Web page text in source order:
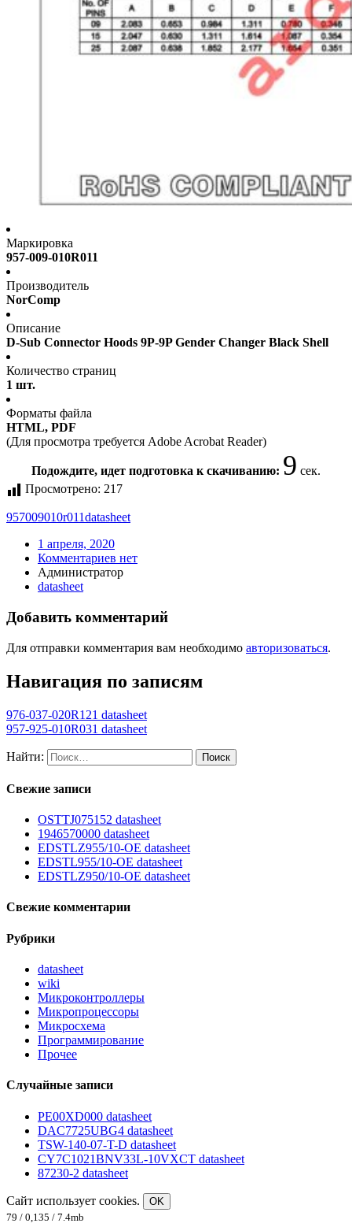
Маркировка
957-009-010R011
Производитель
NorComp
Описание
D-Sub Connector Hoods 9P-9P Gender Changer Black Shell
Количество страниц
1 шт.
Форматы файла
HTML, PDF
(Для просмотра требуется Adobe Acrobat Reader)
Подождите, идет подготовка к скачиванию: 8 сек.
Просмотрено: 217
957009010r011datasheet
1 апреля, 2020
Комментариев нет
Администратор
datasheet
Добавить комментарий
Для отправки комментария вам необходимо авторизоваться.
Навигация по записям
976-037-020R121 datasheet
957-925-010R031 datasheet
Найти:
Свежие записи
OSTTJ075152 datasheet
1946570000 datasheet
EDSTLZ955/10-OE datasheet
EDSTL955/10-OE datasheet
EDSTLZ950/10-OE datasheet
Свежие комментарии
Рубрики
datasheet
wiki
Микроконтроллеры
Микропроцессоры
Микросхема
Программирование
Прочее
Случайные записи
PE00XD000 datasheet
DAC7725UBG4 datasheet
TSW-140-07-T-D datasheet
CY7C1021BNV33L-10VXCT datasheet
87230-2 datasheet
Сайт использует cookies.
OK
79 / 0,135 / 7.4mb